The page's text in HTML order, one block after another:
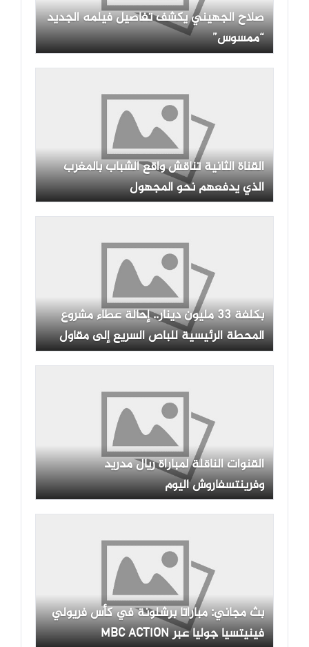
صلاح الجهيني يكشف تفاصيل فيلمه الجديد
“ممسوس”
القناة الثانية تناقش واقع الشباب بالمغرب
الذي يدفعهم نحو المجهول
بكلفة 33 مليون دينار.. إحالة عطاء مشروع
المحطة الرئيسية للباص السريع إلى مقاول
محلي
القنوات الناقلة لمباراة ريال مدريد
وفرينتسفاروش اليوم
بث مجاني: مباراتا برشلونة في كأس فريولي
فينيتسيا جوليا عبر MBC ACTION